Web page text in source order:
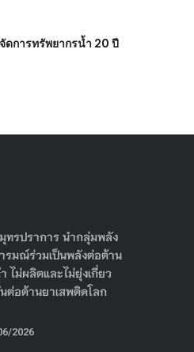
ดการทรัพยากรน้ำ 20 ปี
ทรปราการ นำกลุ่มพลัง
รมณ์ร่วมเป็นพลังต่อต้าน
ไม่ผลิตและไม่ยุ่งเกี่ยว
ต่อต้านยาเสพติดโลก
2026